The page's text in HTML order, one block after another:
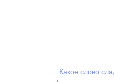
Какое слово